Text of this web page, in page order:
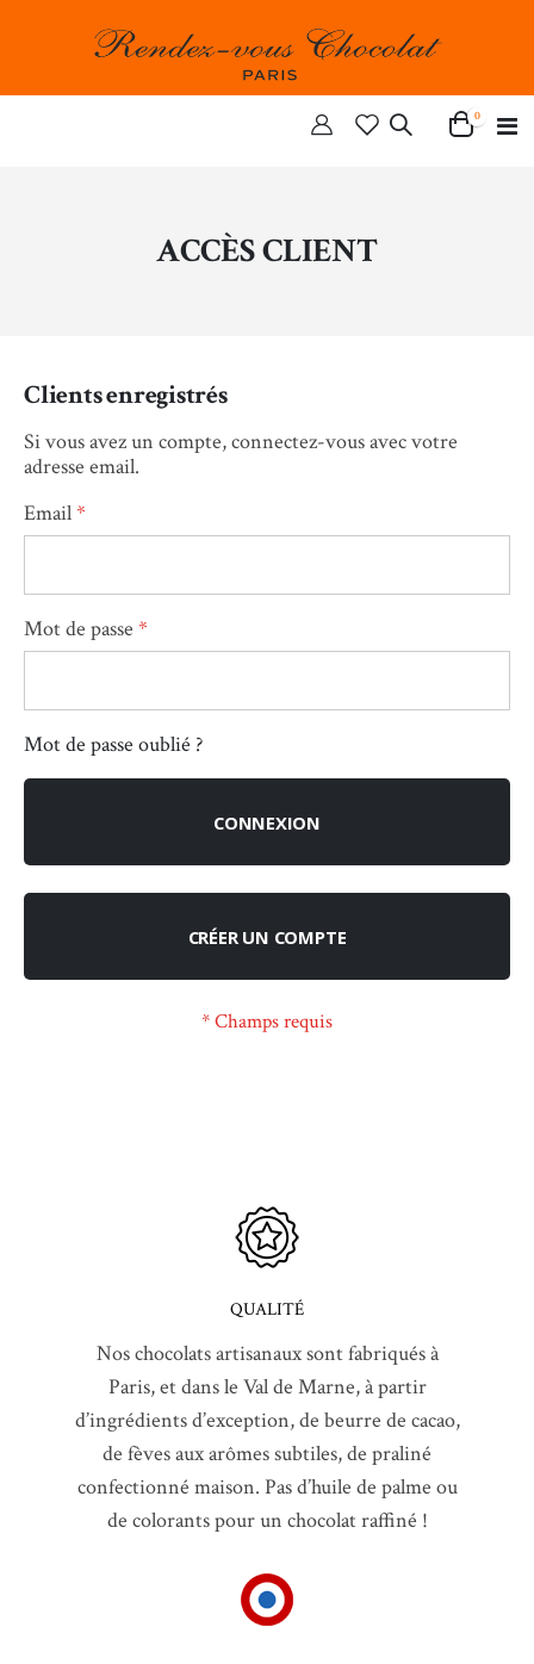
Cart
0articles
ACCÈS CLIENT
Clients enregistrés
Si vous avez un compte, connectez-vous avec votre
adresse email.
Email
Mot de passe
Mot de passe oublié ?
CONNEXION
CRÉER UN COMPTE
QUALITÉ
Nos chocolats artisanaux sont fabriqués à
Paris, et dans le Val de Marne, à partir
d’ingrédients d’exception, de beurre de cacao,
de fèves aux arômes subtiles, de praliné
confectionné maison. Pas d’huile de palme ou
de colorants pour un chocolat raffiné !